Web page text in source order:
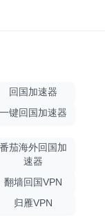
回国加速器
一键回国加速器
番茄海外回国加
速器
翻墙回国VPN
归雁VPN